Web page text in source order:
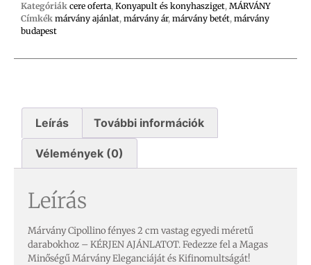
Kategóriák cere oferta, Konyapult és konyhasziget, MÁRVÁNY
Címkék márvány ajánlat, márvány ár, márvány betét, márvány
budapest
Leírás További információk
Vélemények (0)
Leírás
Márvány Cipollino fényes 2 cm vastag egyedi méretű
darabokhoz – KÉRJEN AJÁNLATOT. Fedezze fel a Magas
Minőségű Márvány Eleganciáját és Kifinomultságát!